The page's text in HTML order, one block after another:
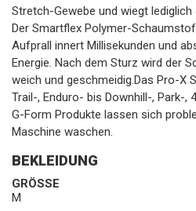
Stretch-Gewebe und wiegt
Der Smartflex Polymer-
Aufprall innert Millisekunden und
Energie. Nach dem Sturz wird der
weich und geschmeidig.Das Pro-X
Trail-, Enduro- bis Downhill-, Park-,
G-Form Produkte lassen sich
Maschine waschen.
BEKLEIDUNG
GRÖSSE
M